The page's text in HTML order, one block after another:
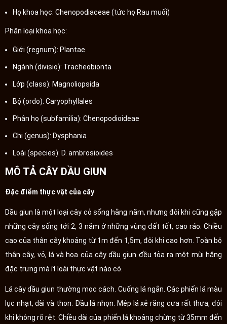
Họ khoa học: Chenopodiaceae (tức họ Rau muối)
Phân loại khoa học:
Giới (regnum): Plantae
Ngành (divisio): Tracheobionta
Lớp (class): Magnoliopsida
Bộ (ordo): Caryophyllales
Phân họ (subfamilia): Chenopodioideae
Chi (genus): Dysphania
Loài (species): D. ambrosioides
MÔ TẢ CÂY DẦU GIUN
Đặc điểm thực vật của cây
Dầu giun là một loại cây cỏ sống hằng năm, nhưng đôi khi cũng gặp
những cây sống tới 2, 3 năm ở những vùng đất tốt, cao ráo. Chiều
cao của thân cây khoảng từ 1m đến 1,5m, đôi khi cao hơn. Toàn bộ
thân cây, vỏ, lá và hoa của cây dầu giun đều tỏa ra một mùi hăng
đặc trưng mà ít loài thực vật nào có.
Lá cây dầu giun thường mọc cách. Cuống lá ngắn. Các phiến lá màu
lục nhạt, dài và thon. Đầu lá nhọn. Mép lá xẻ răng cưa rất thưa, đôi
khi không rõ rệt. Chiều dài của phiến lá khoảng chừng từ 35mm đến